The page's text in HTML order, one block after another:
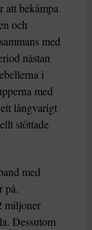
att bekämpa
och
med
nästan
i
med
långvarigt
stöttade
med
på.
miljoner
Dessutom